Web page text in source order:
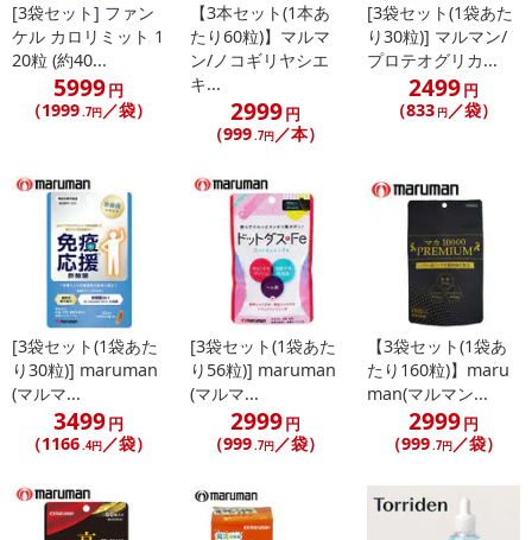
【音波振動歯ブラシ プロソニックMAX DH220BL】
■手磨きにない爽快感！
■電池式最強クラスの40,000ストローク
■充電式のようなパワーを持ちながら、頻繫な充電の手間や充電器の
置き場所の問題も不要
■40,000ストロークの音波振動を誇るプロソニックMAXでしっかり
とした歯のケアをサポートします。
■超極細毛で歯周ポケットまで届く
■水洗い可能な防水仕様 IPX7防水設計
【仕様】
・ブラシストローク回数：約40,000回／分 ※電池新品時
・乾電池式(単4×2本) ※別途お求めください
[3袋セット] ファン
ケル カロリミット 1
20粒 (約40...
5999円
（1999.7円／袋）
【3本セット(1本あ
たり60粒)】マルマ
ン/ノコギリヤシエ
キ...
2999円
（999.7円／本）
[3袋セット(1袋あた
り30粒)] マルマン/
プロテオグリカ...
2499円
（833 円／袋）
[3袋セット(1袋あた
り30粒)] maruman
(マルマ...
3499円
（1166.4円／袋）
[3袋セット(1袋あた
り56粒)] maruman
(マルマ...
2999円
（999.7円 ／袋）
【3袋セット(1袋あ
たり160粒)】maru
man(マルマン...
2999円
（999.7円 ／袋）